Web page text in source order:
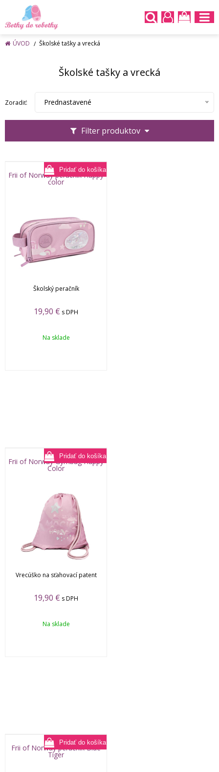
ÚVOD Školské tašky a vrecká
Školské tašky a vrecká
Filter produktov
Zoradiť: Prednastavené
Frii of Norway peračník Happy
color
Školský peračník
19,90 € s DPH
Na sklade
Frii of Norway Gymbag Happy
Color
Vrecúško na sťahovací patent
19,90 € s DPH
Na sklade
Frii of Norway peračník Blue
Tiger